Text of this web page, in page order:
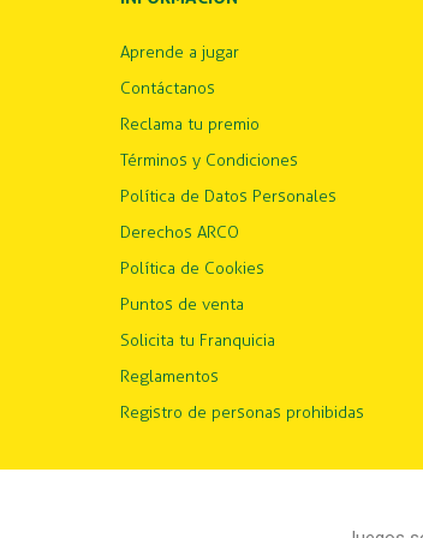
Aprende a jugar
Contáctanos
Reclama tu premio
Términos y Condiciones
Política de Datos Personales
Derechos ARCO
Política de Cookies
Puntos de venta
Solicita tu Franquicia
Reglamentos
Registro de personas prohibidas